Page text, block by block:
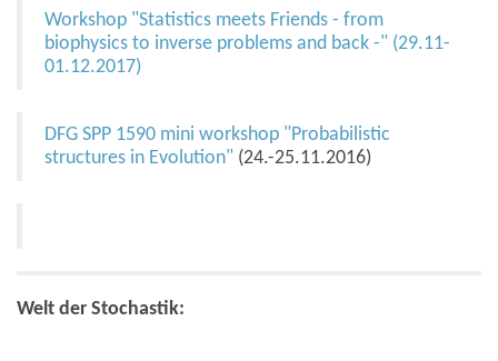
Workshop "Statistics meets Friends - from
biophysics to inverse problems and back -" (29.11-
01.12.2017)
DFG SPP 1590 mini workshop "Probabilistic
structures in Evolution" (24.-25.11.2016)
Welt der Stochastik: